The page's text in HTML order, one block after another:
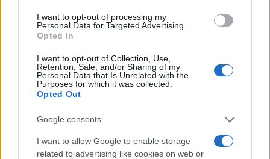
I want to opt-out of processing my
Personal Data for Targeted Advertising.
Opted In
I want to opt-out of Collection, Use,
Retention, Sale, and/or Sharing of my
Personal Data that Is Unrelated with the
Purposes for which it was collected.
Opted Out
Google consents
I want to allow Google to enable storage
related to advertising like cookies on web or